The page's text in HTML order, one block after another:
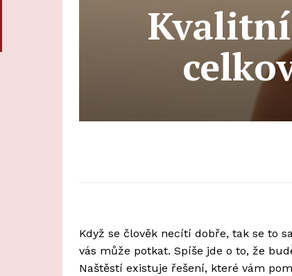
Když se člověk necítí dobře, tak se to
vás může potkat. Spíše jde o to, že
Naštěstí existuje řešení, které vám